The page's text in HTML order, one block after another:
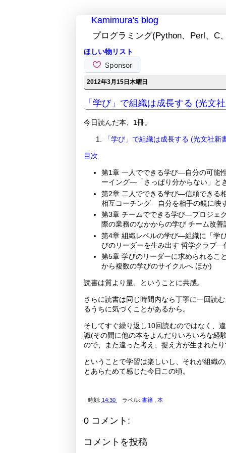
Kamimura's blog
プログラミング(Python、Perl、
ほしい物リスト
2012年3月15日木曜日
「学び」で組織は成長する (光文
今日読んだ本、1冊。
「学び」で組織は成長する (光文社新
目次
第1章 一人でできる学び―自分の可能
ーイング―「さっぱり分からない」と
第2章 二人でできる学び―信頼できる
相互コーチング―自分を相手の鏡に映
第3章 チームでできる学び―プロジェ
際の業務のなかからの学び チーム改
第4章 組織レベルの学び―組織に「学
びのリーダーを生み出す 哲学クラブ―
第5章 学びのリーダーに求められるこ
から複数の学びのサイクルへ ほか)
読書は質より量、ということに共感。
さらに読書は同じ時間内なら丁寧に一回読
るうちに気づくことがあるから。
そしてすぐ繰り返し10回読むのではなく、
識(その間に他の本をよんだりいろいろな経
ので、また違った考え、捉え方が生まれた
ということで学習は楽しいし、それが組織
とあらためて感じた今日この頃。
時刻: 14:30 ラベル:書籍 ,本
0 コメント:
コメントを投稿